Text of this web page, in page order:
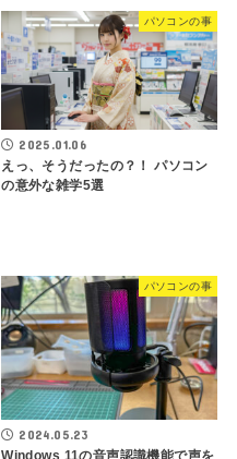
パソコンの事
2025.01.06
えっ、そうだったの？！ パソコン
の意外な雑学5選
パソコンの事
2024.05.23
Windows 11の音声認識機能で声を